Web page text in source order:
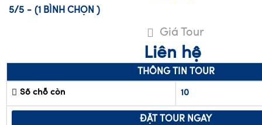
5/5 - (1 BÌNH CHỌN )
Giá Tour
Liên hệ
THÔNG TIN TOUR
Số chỗ còn 10
ĐẶT TOUR NGAY